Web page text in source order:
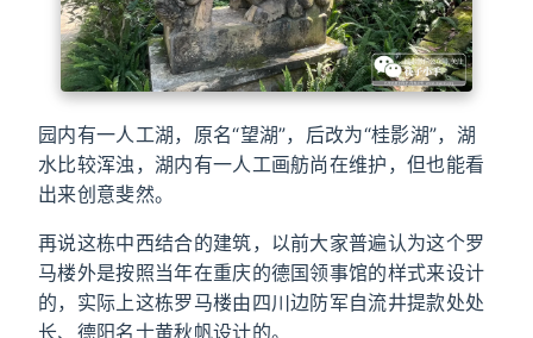
园内有一人工湖，原名“望湖”，后改为“桂影湖”，湖
水比较浑浊，湖内有一人工画舫尚在维护，但也能看
出来创意斐然。
再说这栋中西结合的建筑，以前大家普遍认为这个罗
马楼外是按照当年在重庆的德国领事馆的样式来设计
的，实际上这栋罗马楼由四川边防军自流井提款处处
长、德阳名士黄秋帆设计的。